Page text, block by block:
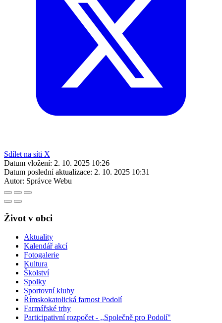
Sdílet na síti X
Datum vložení: 2. 10. 2025 10:26
Datum poslední aktualizace: 2. 10. 2025 10:31
Autor: Správce Webu
Život v obci
Aktuality
Kalendář akcí
Fotogalerie
Kultura
Školství
Spolky
Sportovní kluby
Římskokatolická farnost Podolí
Farmářské trhy
Participativní rozpočet - ,,Společně pro Podolí"